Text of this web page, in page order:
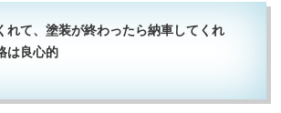
れて、塗装が終わったら納車してくれ
は良心的